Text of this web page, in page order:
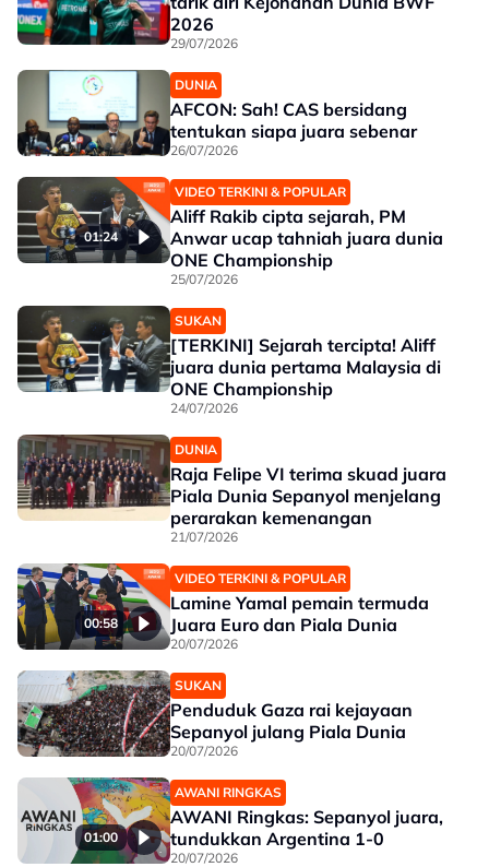
2026
29/07/2026
DUNIA
AFCON: Sah! CAS bersidang
tentukan siapa juara sebenar
26/07/2026
01:24
VIDEO TERKINI & POPULAR
Aliff Rakib cipta sejarah, PM
Anwar ucap tahniah juara dunia
ONE Championship
25/07/2026
SUKAN
[TERKINI] Sejarah tercipta! Aliff
juara dunia pertama Malaysia di
ONE Championship
24/07/2026
DUNIA
Raja Felipe VI terima skuad juara
Piala Dunia Sepanyol menjelang
perarakan kemenangan
21/07/2026
00:58
VIDEO TERKINI & POPULAR
Lamine Yamal pemain termuda
Juara Euro dan Piala Dunia
20/07/2026
SUKAN
Penduduk Gaza rai kejayaan
Sepanyol julang Piala Dunia
20/07/2026
01:00
AWANI RINGKAS
AWANI Ringkas: Sepanyol juara,
tundukkan Argentina 1-0
20/07/2026